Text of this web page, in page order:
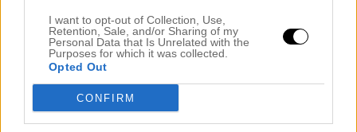
I want to opt-out of Collection, Use,
Retention, Sale, and/or Sharing of my
Personal Data that Is Unrelated with the
Purposes for which it was collected.
Opted Out
CONFIRM
Dina vloggs är så bra ? Tog ett tag innan jag började titta
vet egentligen inte varför?! Men nu tittar jag direkt när
det kommer en ?
Svara